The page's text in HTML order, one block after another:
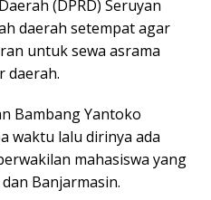
(DPRD) Seruyan
daerah setempat agar
untuk sewa asrama
daerah.
Bambang Yantoko
waktu lalu dirinya ada
mahasiswa yang
Banjarmasin.